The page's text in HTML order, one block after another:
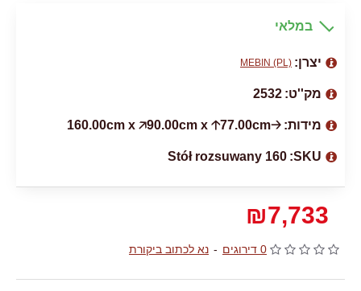
0 דירוגים - נא לכתוב ביקורת
₪7,733
במלאי
יצרן: MEBIN (PL)
מק''ט: 2532
מידות: 🡢160.00cm x 🡥90.00cm x 🡡77.00cm
SKU:
Stół rozsuwany 160